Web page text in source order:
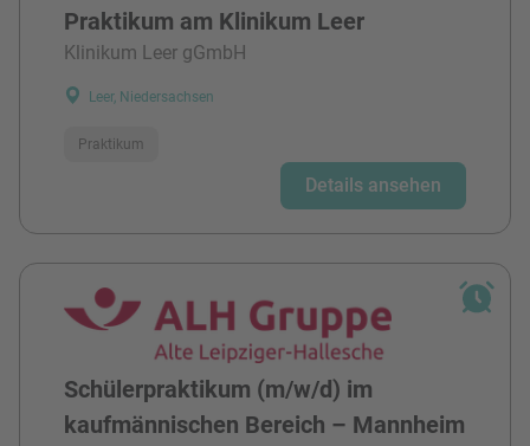
Praktikum am Klinikum Leer
Klinikum Leer gGmbH
Leer, Niedersachsen
Praktikum
Details ansehen
Schülerpraktikum (m/w/d) im
kaufmännischen Bereich – Mannheim